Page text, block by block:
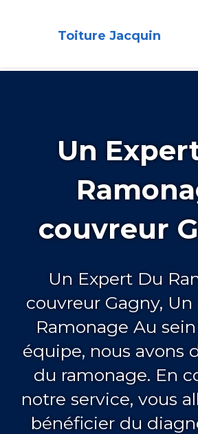
Toiture Jacquin
Un
couvreur
Un Expert Du
couvreur Gagny,
Ramonage Au
équipe, nous avons
du ramonage. En
notre service, vous
bénéficier du